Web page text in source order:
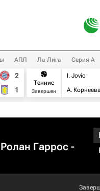
АПЛ Ла Лига Серия А
2
1
Теннис
Завершен
I. Jovic
А. Корнеева
Гаррос -